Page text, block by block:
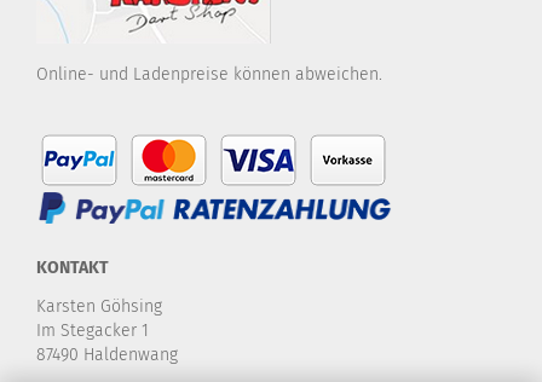
Online- und Ladenpreise können abweichen.
KONTAKT
Karsten Göhsing
Im Stegacker 1
87490 Haldenwang